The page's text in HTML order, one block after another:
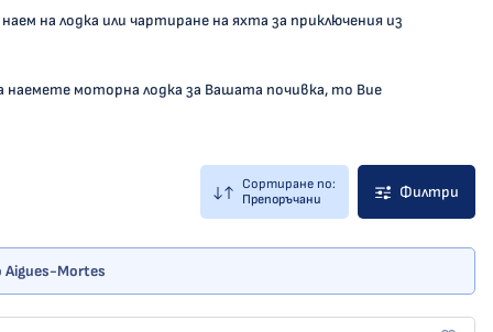
на лодка или чартиране на яхта за приключения из
моторна лодка за Вашата почивка, то Вие
Сортиране по:
Препоръчани
Филтри
Mortes